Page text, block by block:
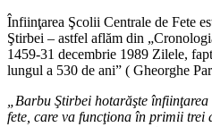
Înfiinţarea Şcolii Centrale de Fete
Ştirbei – astfel aflăm din
1459-31 decembrie 1989 Zilele,
lungul a 530 de ani” ( Gheorghe
„Barbu Ştirbei hotarăşte înfiinţarea
fete, care va funcţiona în primii trei